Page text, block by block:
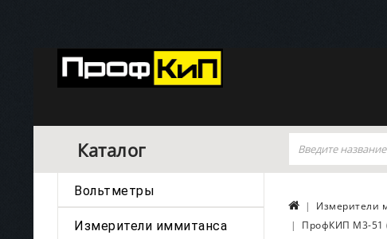
Каталог
Вольтметры
Измерители иммитанса
Измерители
ПрофКИП М3-51